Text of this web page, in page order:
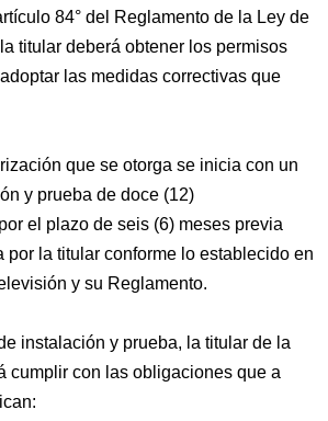
84° del Reglamento de la Ley de
titular deberá obtener los permisos
las medidas correctivas que
que se otorga se inicia con un
y prueba de doce (12)
el plazo de seis (6) meses previa
por la titular conforme lo establecido en
y su Reglamento.
instalación y prueba, la titular de la
cumplir con las obligaciones que a